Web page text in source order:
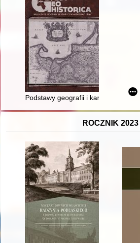
Podstawy geografii i kartografii
ROCZNIK 2023